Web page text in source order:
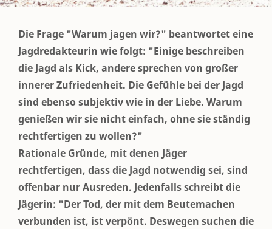
Die Frage "Warum jagen wir?" beantwortet eine
Jagdredakteurin wie folgt: "Einige beschreiben
die Jagd als Kick, andere sprechen von großer
innerer Zufriedenheit. Die Gefühle bei der Jagd
sind ebenso subjektiv wie in der Liebe. Warum
genießen wir sie nicht einfach, ohne sie ständig
rechtfertigen zu wollen?"
Rationale Gründe, mit denen Jäger
rechtfertigen, dass die Jagd notwendig sei, sind
offenbar nur Ausreden. Jedenfalls schreibt die
Jägerin: "Der Tod, der mit dem Beutemachen
verbunden ist, ist verpönt. Deswegen suchen die